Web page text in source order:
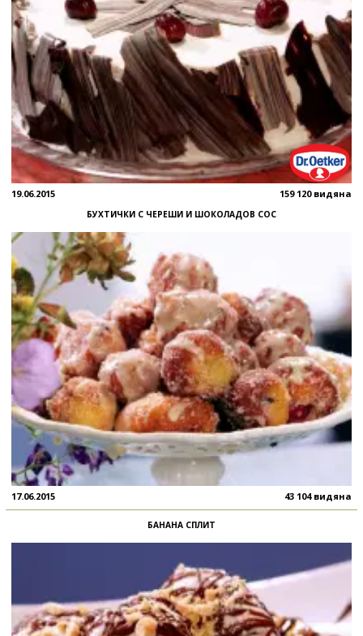
19.06.2015 159 120 видяна
БУХТИЧКИ С ЧЕРЕШИ И ШОКОЛАДОВ СОС
17.06.2015 43 104 видяна
БАНАНА СПЛИТ